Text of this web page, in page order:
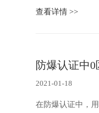
查看详情 >>
防爆认证中0
2021-01-18
在防爆认证中，